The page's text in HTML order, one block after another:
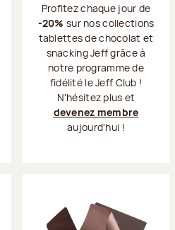
Profitez chaque jour de
-20% sur nos collections
tablettes de chocolat et
snacking Jeff grâce à
notre programme de
fidélité le Jeff Club !
N'hésitez plus et
devenez membre
aujourd'hui !